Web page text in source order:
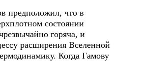
предположил, что в
состоянии
горяча, и
расширения Вселенной
Когда Гамову